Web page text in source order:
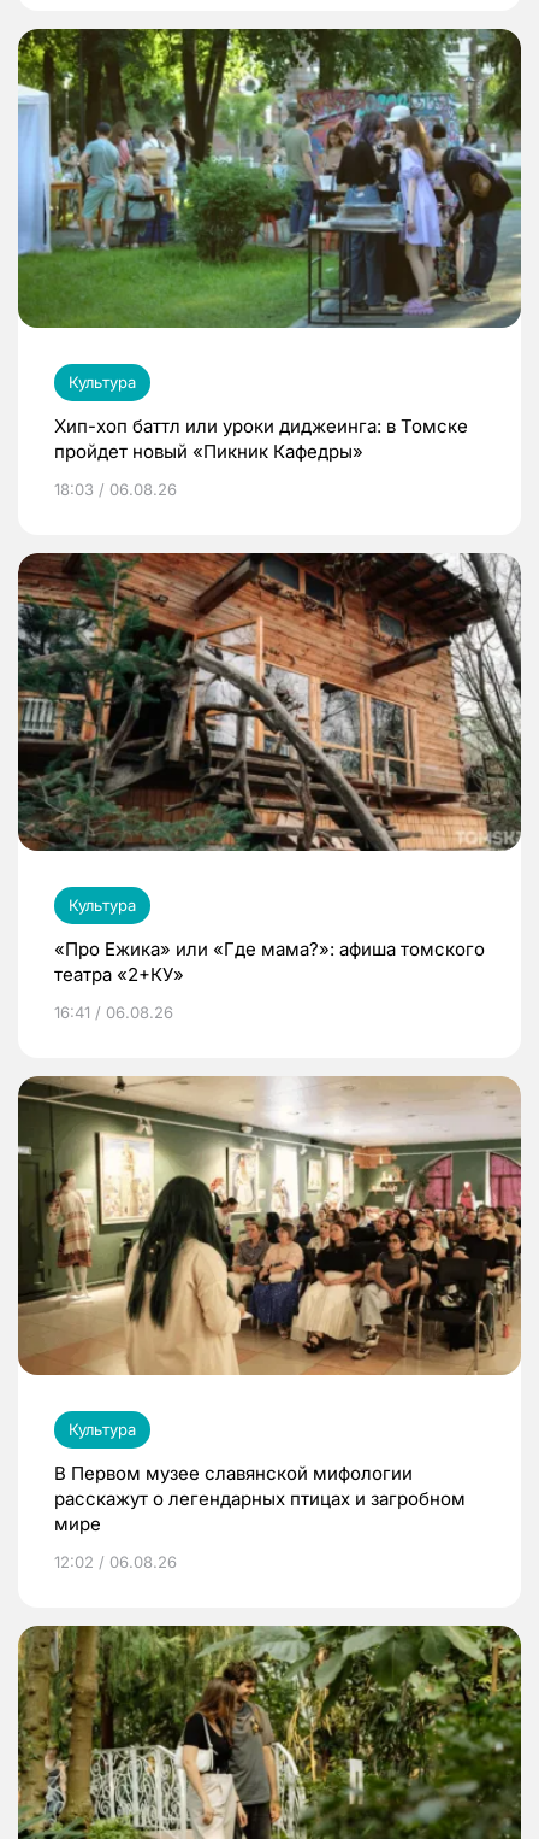
Культура
Хип-хоп баттл или уроки диджеинга: в Томске
пройдет новый «Пикник Кафедры»
18:03 / 06.08.26
Культура
«Про Ежика» или «Где мама?»: афиша томского
театра «2+КУ»
16:41 / 06.08.26
Культура
В Первом музее славянской мифологии
расскажут о легендарных птицах и загробном
мире
12:02 / 06.08.26